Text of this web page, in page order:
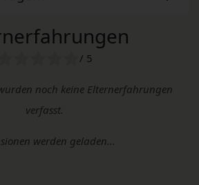
/ 5
noch keine Elternerfahrungen
verfasst.
werden geladen...